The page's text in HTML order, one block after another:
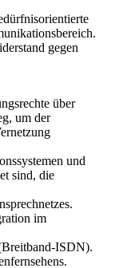
gegen
über
um der
und
sind, die
im
ISDN).